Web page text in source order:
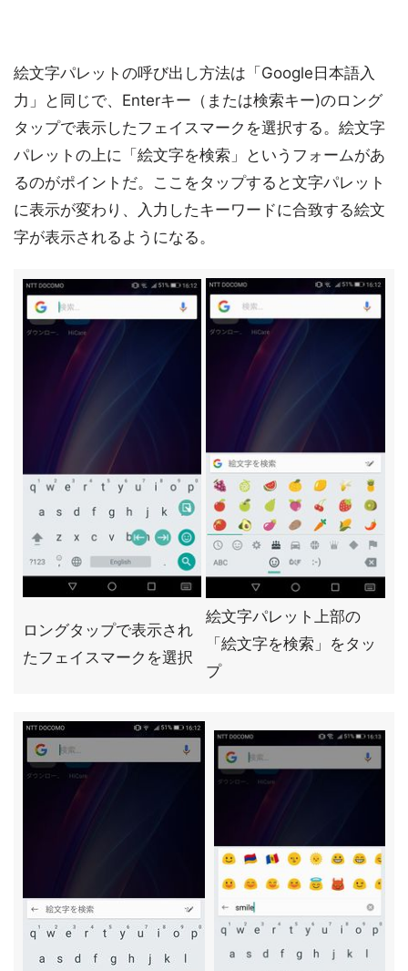
絵文字パレットの呼び出し方法は「Google日本語入
力」と同じで、Enterキー（または検索キー)のロング
タップで表示したフェイスマークを選択する。絵文字
パレットの上に「絵文字を検索」というフォームがあ
るのがポイントだ。ここをタップすると文字パレット
に表示が変わり、入力したキーワードに合致する絵文
字が表示されるようになる。
ロングタップで表示され
たフェイスマークを選択
絵文字パレット上部の
「絵文字を検索」をタッ
プ